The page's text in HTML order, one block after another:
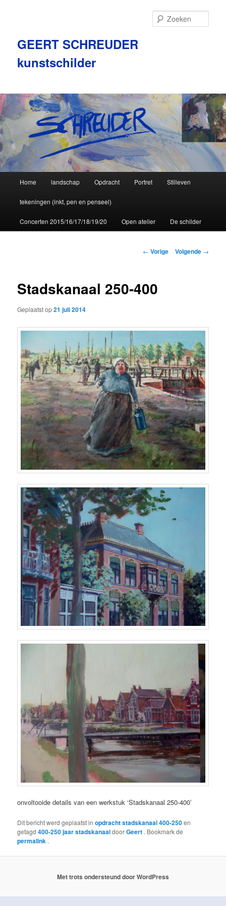
GEERT SCHREUDER
kunstschilder
Spring
naar
de
Home landschap Opdracht Portret Stilleven
tekeningen (inkt, pen en penseel)
Concerten 2015/16/17/18/19/20 Open atelier De schilder
Berichtnavigatie
← Vorige Volgende →
Stadskanaal 250-400
Geplaatst op21 juli 2014
onvoltooide details van een werkstuk ‘Stadskanaal 250-400’
Dit bericht werd geplaatst inopdracht stadskanaal 400-250en
getagd400-250 jaar stadskanaaldoorGeert . Bookmark de
permalink .
Met trots ondersteund door WordPress